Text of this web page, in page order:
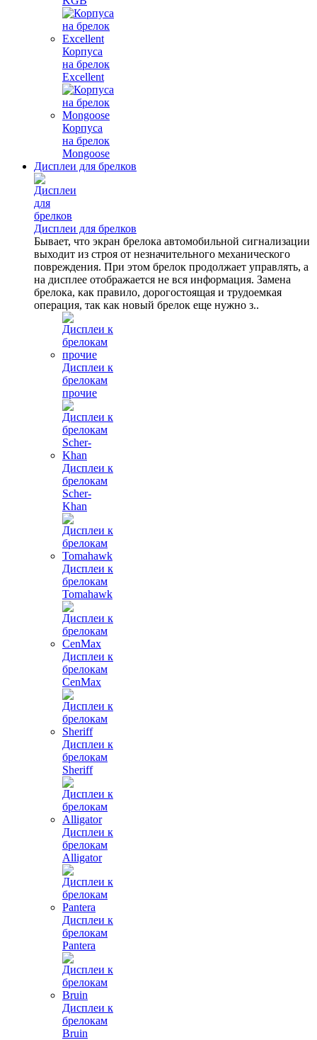
Корпуса
на брелок
Excellent
Корпуса
на брелок
Mongoose
Дисплеи для брелков
Дисплеи для брелков
Бывает, что экран брелока автомобильной сигнализации
выходит из строя от незначительного механического
повреждения. При этом брелок продолжает управлять, а
на дисплее отображается не вся информация. Замена
брелока, как правило, дорогостоящая и трудоемкая
операция, так как новый брелок еще нужно з..
Дисплеи к
брелокам
прочие
Дисплеи к
брелокам
Scher-
Khan
Дисплеи к
брелокам
Tomahawk
Дисплеи к
брелокам
CenMax
Дисплеи к
брелокам
Sheriff
Дисплеи к
брелокам
Alligator
Дисплеи к
брелокам
Pantera
Дисплеи к
брелокам
Bruin